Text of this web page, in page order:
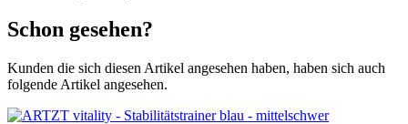
Schon gesehen?
Kunden die sich diesen Artikel angesehen haben, haben sich auch
folgende Artikel angesehen.